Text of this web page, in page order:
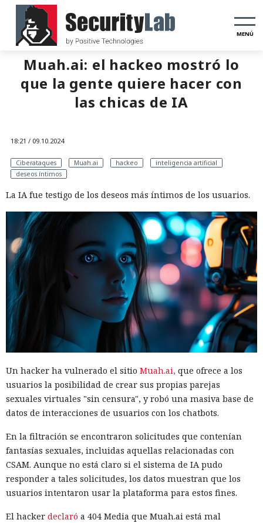
MENÚ
Muah.ai: el hackeo mostró lo
que la gente quiere hacer con
las chicas de IA
18:21 / 09.10.2024
Ciberataques Muah.ai hackeo
inteligencia artificial
deseos íntimos
La IA fue testigo de los deseos más íntimos de los usuarios.
Un hacker ha vulnerado el sitio Muah.ai, que ofrece a los
usuarios la posibilidad de crear sus propias parejas
sexuales virtuales "sin censura", y robó una masiva base de
datos de interacciones de usuarios con los chatbots.
En la filtración se encontraron solicitudes que contenían
fantasías sexuales, incluidas aquellas relacionadas con
CSAM. Aunque no está claro si el sistema de IA pudo
responder a tales solicitudes, los datos muestran que los
usuarios intentaron usar la plataforma para estos fines.
El hacker declaró a 404 Media que Muah.ai está mal